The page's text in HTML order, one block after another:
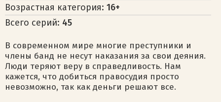
Возрастная категория: 16+
Всего серий: 45
В современном мире многие преступники и
члены банд не несут наказания за свои деяния.
Люди теряют веру в справедливость. Нам
кажется, что добиться правосудия просто
невозможно, так как деньги решают все.